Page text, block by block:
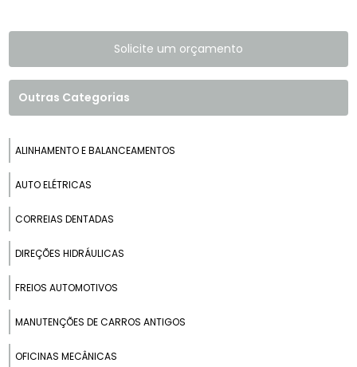
Solicite um orçamento
Outras Categorias
ALINHAMENTO E BALANCEAMENTOS
AUTO ELÉTRICAS
CORREIAS DENTADAS
DIREÇÕES HIDRÁULICAS
FREIOS AUTOMOTIVOS
MANUTENÇÕES DE CARROS ANTIGOS
OFICINAS MECÂNICAS